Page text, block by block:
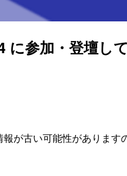
に参加・登壇し
が古い可能性があります